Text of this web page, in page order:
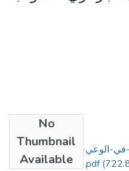
No
Thumbnail
Available
في-الوعي-المروري-المجتمع-
الجزائري-–أنموذجا-.pdf